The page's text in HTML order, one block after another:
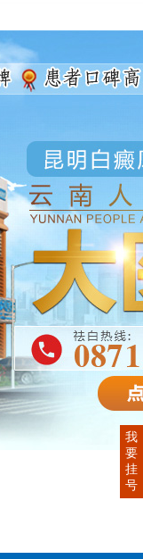
我
要
挂
号